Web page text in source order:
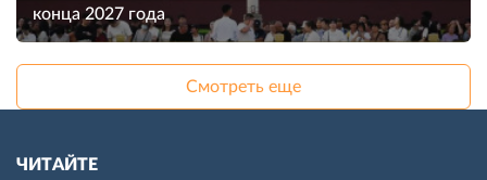
конца 2027 года
Смотреть еще
ЧИТАЙТЕ